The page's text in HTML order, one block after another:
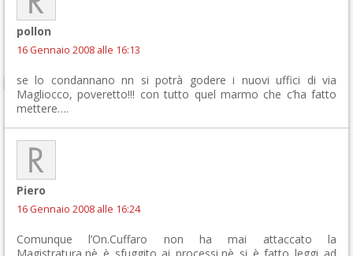
pollon
16 Gennaio 2008 alle 16:13
se lo condannano nn si potrà godere i nuovi uffici di via
Magliocco, poveretto!!! con tutto quel marmo che c’ha fatto
mettere….
Piero
16 Gennaio 2008 alle 16:24
Comunque l’On.Cuffaro non ha mai attaccato la